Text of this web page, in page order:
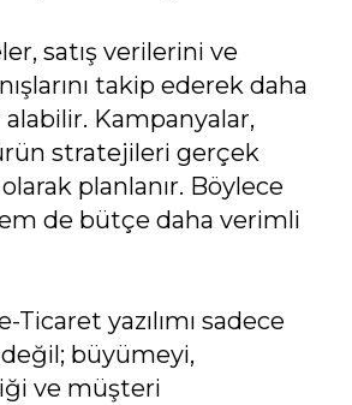
satış verilerini ve
takip ederek daha
Kampanyalar,
stratejileri gerçek
planlanır. Böylece
de bütçe daha verimli
Ticaret yazılımı sadece
değil; büyümeyi,
ve müşteri